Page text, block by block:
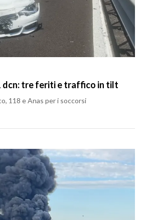
dcn: tre feriti e traffico in tilt
118 e Anas per i soccorsi